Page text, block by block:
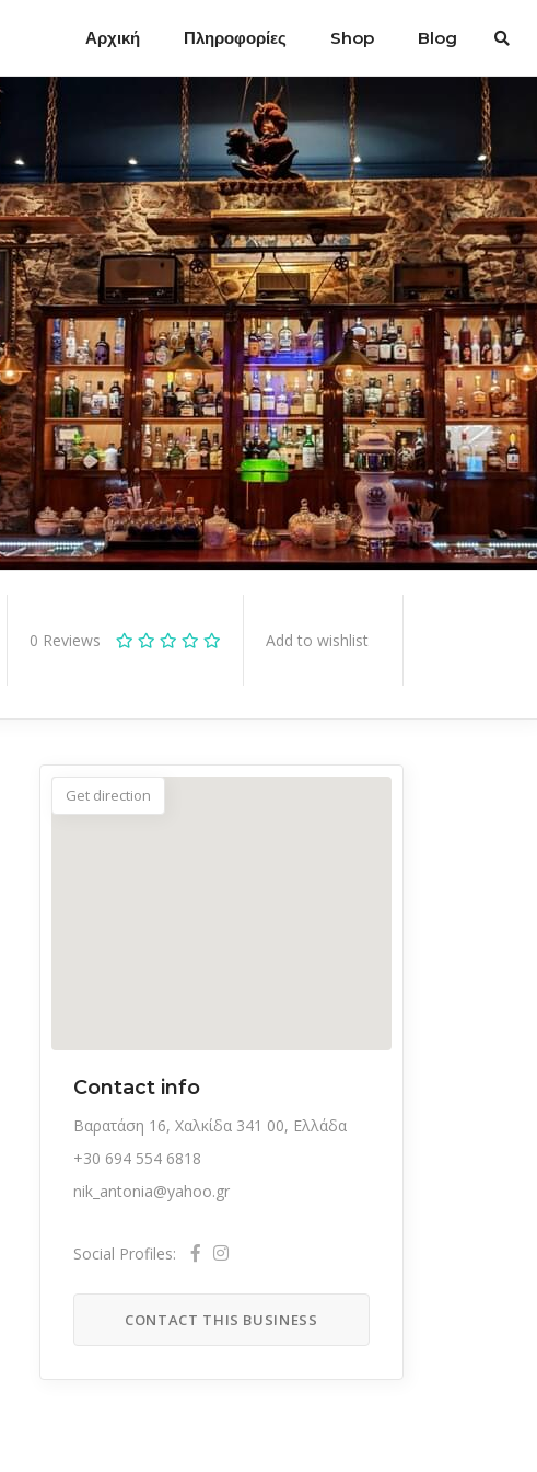
Αρχική Πληροφορίες Shop Blog
0 Reviews Add to wishlist
Get direction
Contact info
Βαρατάση 16, Χαλκίδα 341 00, Ελλάδα
+30 694 554 6818
nik_antonia@yahoo.gr
Social Profiles:
CONTACT THIS BUSINESS